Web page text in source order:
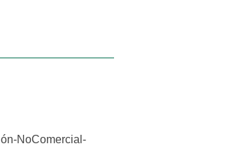
NoComercial-